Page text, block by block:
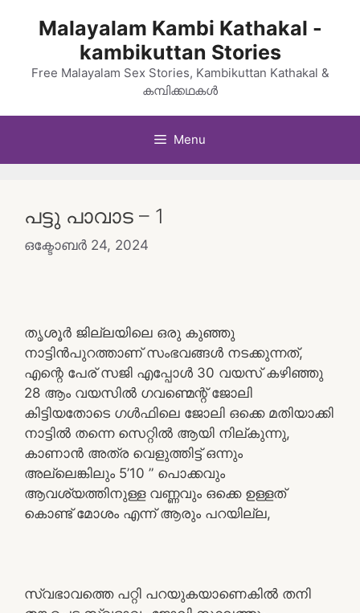
Malayalam Kambi Kathakal -
kambikuttan Stories
Free Malayalam Sex Stories, Kambikuttan Kathakal &
കമ്പിക്കഥകൾ
Menu
പട്ടു പാവാട – 1
ഒക്ടോബർ 24, 2024
തൃശൂർ ജില്ലയിലെ ഒരു കുഞ്ഞു
നാട്ടിൻപുറത്താണ് സംഭവങ്ങൾ നടക്കുന്നത്,
എന്റെ പേര് സജി എപ്പോൾ 30 വയസ് കഴിഞ്ഞു
28 ആം വയസിൽ ഗവണ്മെന്റ് ജോലി
കിട്ടിയതോടെ ഗൾഫിലെ ജോലി ഒക്കെ മതിയാക്കി
നാട്ടിൽ തന്നെ സെറ്റിൽ ആയി നില്കുന്നു,
കാണാൻ അത്ര വെളുത്തിട്ട് ഒന്നും
അല്ലെങ്കിലും 5’10 ” പൊക്കവും
ആവശ്യത്തിനുള്ള വണ്ണവും ഒക്കെ ഉള്ളത്
കൊണ്ട് മോശം എന്ന് ആരും പറയില്ല,
സ്വഭാവത്തെ പറ്റി പറയുകയാണെകിൽ തനി